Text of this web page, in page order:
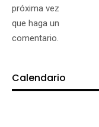
próxima vez
que haga un
comentario.
Calendario